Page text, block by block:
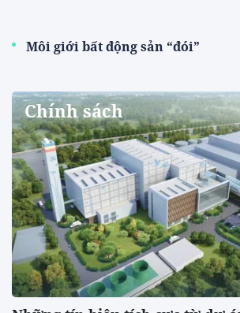
Môi giới bất động sản “đói”
Chính sách